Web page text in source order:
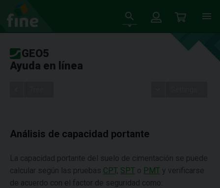
GEO5
Ayuda en línea
Análisis de capacidad portante
La capacidad portante del suelo de cimentación se puede
calcular según las pruebas CPT, SPT o PMT y verificarse
de acuerdo con el factor de seguridad como: